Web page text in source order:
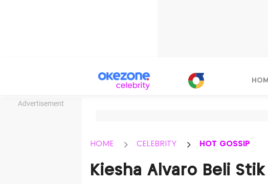
Advertisement
HOME CELEBRITY HOT GOSSIP
Kiesha Alvaro Beli